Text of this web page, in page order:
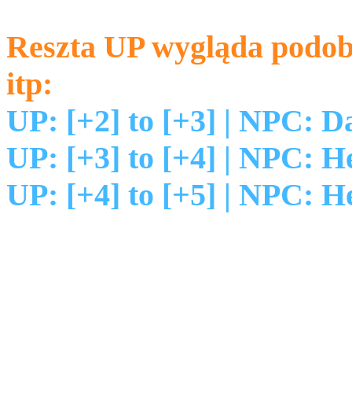
Reszta UP wygląda
itp:
UP: [+2] to [+3] | NPC:
UP: [+3] to [+4] | NPC:
UP: [+4] to [+5] | NPC: